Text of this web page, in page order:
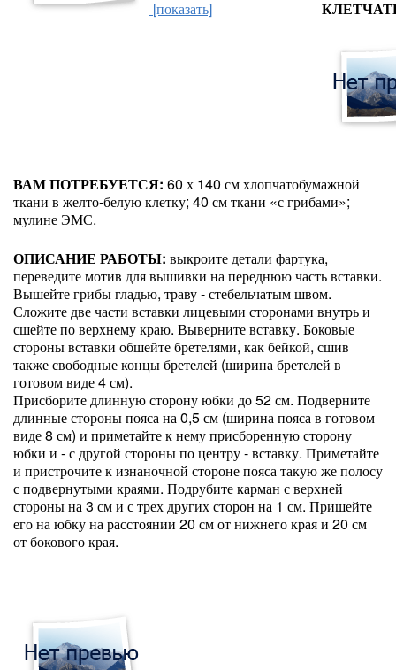
[показать]
ВАМ ПОТРЕБУЕТСЯ: 60 х 140 см хлопчатобумажной
ткани в желто-белую клетку; 40 см ткани «с грибами»;
мулине ЭМС.
ОПИСАНИЕ РАБОТЫ: выкроите детали фартука,
переведите мотив для вышивки на переднюю часть вставки.
Вышейте грибы гладью, траву - стебельчатым швом.
Сложите две части вставки лицевыми сторонами внутрь и
сшейте по верхнему краю. Выверните вставку. Боковые
стороны вставки обшейте бретелями, как бейкой, сшив
также свободные концы бретелей (ширина бретелей в
готовом виде 4 см).
Присборите длинную сторону юбки до 52 см. Подверните
длинные стороны пояса на 0,5 см (ширина пояса в готовом
виде 8 см) и приметайте к нему присборенную сторону
юбки и - с другой стороны по центру - вставку. Приметайте
и пристрочите к изнаночной стороне пояса такую же полосу
с подвернутыми краями. Подрубите карман с верхней
стороны на 3 см и с трех других сторон на 1 см. Пришейте
его на юбку на расстоянии 20 см от нижнего края и 20 см
от бокового края.